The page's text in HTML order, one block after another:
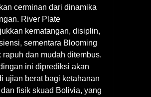
cerminan dari dinamika
River Plate
kematangan, disiplin,
sementara Blooming
rapuh dan mudah ditembus.
ini diprediksi akan
ujian berat bagi ketahanan
fisik skuad Bolivia, yang